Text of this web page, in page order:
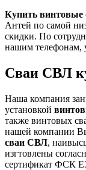
Купить
Антей по самой
скидки. По
нашим телефонам,
Сваи СВЛ
Наша компания
установкой
также винтовых
нашей компании
сваи СВЛ,
изгтовлены
сертификат ФСК